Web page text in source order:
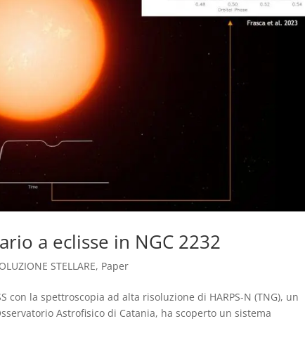
a eclisse in NGC 2232
STELLARE, Paper
con la spettroscopia ad alta risoluzione di HARPS-N (TNG), un
Astrofisico di Catania, ha scoperto un sistema